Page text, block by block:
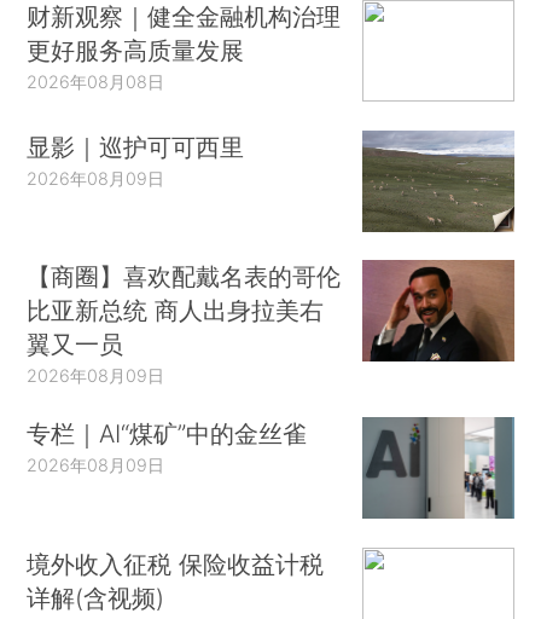
财新观察｜健全金融机构治理
更好服务高质量发展
2026年08月08日
显影｜巡护可可西里
2026年08月09日
【商圈】喜欢配戴名表的哥伦
比亚新总统 商人出身拉美右
翼又一员
2026年08月09日
专栏｜AI“煤矿”中的金丝雀
2026年08月09日
境外收入征税 保险收益计税
详解(含视频)